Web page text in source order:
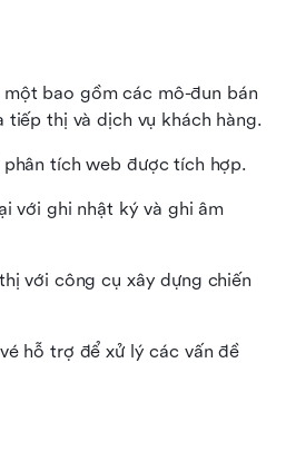
bao gồm các mô-đun bán
tiếp thị và dịch vụ khách hàng.
tích web được tích hợp.
với ghi nhật ký và ghi âm
với công cụ xây dựng chiến
hỗ trợ để xử lý các vấn đề